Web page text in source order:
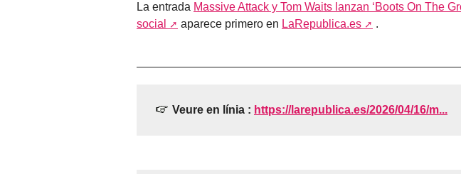
La entrada Massive Attack y Tom Waits lanzan ‘Boots On The
social
aparece primero en LaRepublica.es .
Veure en línia : https://larepublica.es/2026/04/16/m...